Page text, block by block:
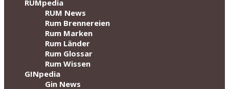
RUMpedia
RUM News
Rum Brennereien
Rum Marken
Rum Länder
Rum Glossar
Rum Wissen
GINpedia
Gin News